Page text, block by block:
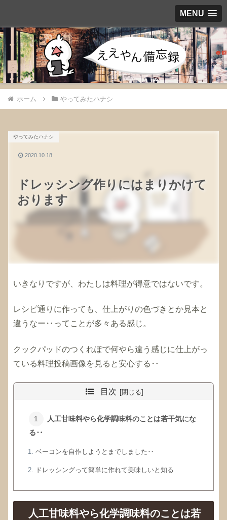
MENU
ホーム やってみたハナシ
ドレッシング作りにはまりかけて
おります
やってみたハナシ
2020.10.18
いきなりですが、わたしは料理が得意ではないです。
レシピ通りに作っても、仕上がりの色づきとか見本と
違うなー‥ってことが多々ある感じ。
クックパッドのつくれぽで何やら違う感じに仕上がっ
ている料理投稿画像を見ると安心する‥
目次
人工甘味料やら化学調味料のことは若干気にな
る‥
ベーコンを自作しようとまでしました‥
ドレッシングって簡単に作れて美味しいと知る
人工甘味料やら化学調味料のことは若